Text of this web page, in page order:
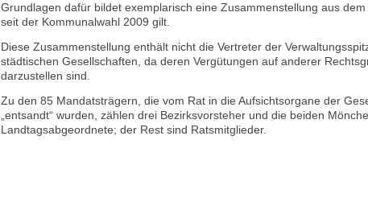
Grundlagen dafür bildet exemplarisch eine Zusammenstellung aus
seit der Kommunalwahl 2009 gilt.
Diese Zusammenstellung enthält nicht die Vertreter der
städtischen Gesellschaften, da deren Vergütungen auf anderer
darzustellen sind.
Zu den 85 Mandatsträgern, die vom Rat in die Aufsichtsorgane der
„entsandt“ wurden, zählen drei Bezirksvorsteher und die beiden
Landtagsabgeordnete; der Rest sind Ratsmitglieder.